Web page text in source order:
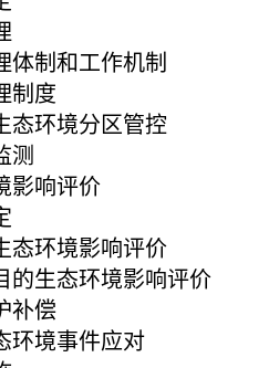
体制和工作机制
制度
态环境分区管控
测
影响评价
态环境影响评价
的生态环境影响评价
补偿
环境事件应对